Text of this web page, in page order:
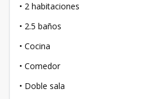
• 2 habitaciones
• 2.5 baños
• Cocina
• Comedor
• Doble sala